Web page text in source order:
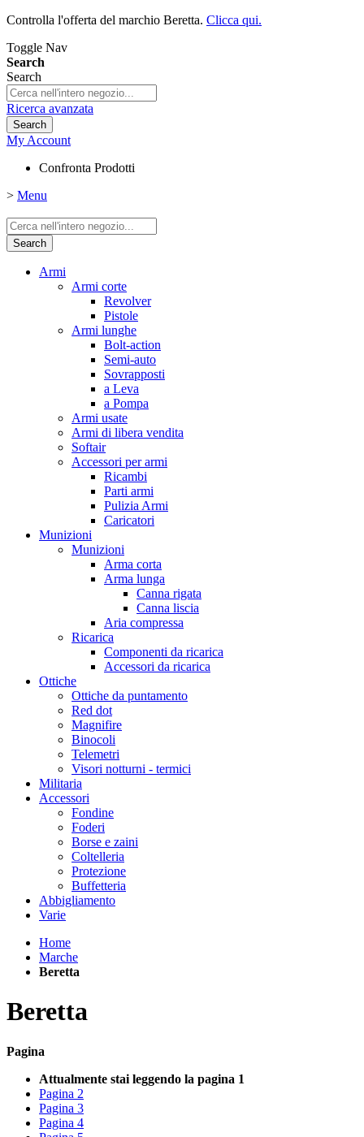
Controlla l'offerta del marchio Beretta. Clicca qui.
Toggle Nav
Search
Search
Ricerca avanzata
Search
My Account
Confronta Prodotti
> Menu
Search
Armi
Armi corte
Revolver
Pistole
Armi lunghe
Bolt-action
Semi-auto
Sovrapposti
a Leva
a Pompa
Armi usate
Armi di libera vendita
Softair
Accessori per armi
Ricambi
Parti armi
Pulizia Armi
Caricatori
Munizioni
Munizioni
Arma corta
Arma lunga
Canna rigata
Canna liscia
Aria compressa
Ricarica
Componenti da ricarica
Accessori da ricarica
Ottiche
Ottiche da puntamento
Red dot
Magnifire
Binocoli
Telemetri
Visori notturni - termici
Militaria
Accessori
Fondine
Foderi
Borse e zaini
Coltelleria
Protezione
Buffetteria
Abbigliamento
Varie
Home
Marche
Beretta
Beretta
Pagina
Attualmente stai leggendo la pagina 1
Pagina 2
Pagina 3
Pagina 4